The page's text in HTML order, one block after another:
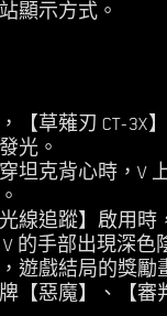
顯示方式。
【草薙刃 CT-3X
光。
坦克背心時，V
線追蹤】啟用時
的手部出現深色
遊戲結局的獎勵
【惡魔】、【審